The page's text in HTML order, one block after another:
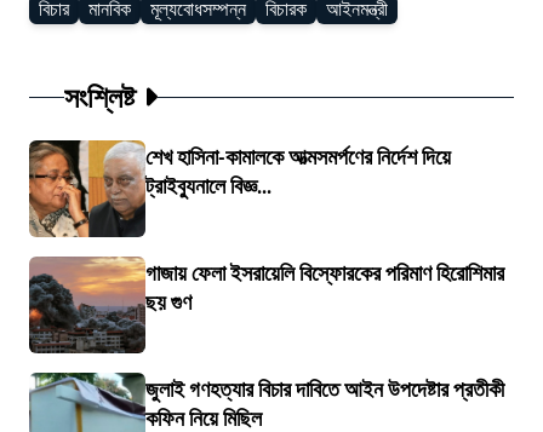
বিচার মানবিক মূল্যবোধসম্পন্ন বিচারক আইনমন্ত্রী
সংশ্লিষ্ট
শেখ হাসিনা-কামালকে আত্মসমর্পণের নির্দেশ দিয়ে
ট্রাইব্যুনালে বিজ্ঞ...
গাজায় ফেলা ইসরায়েলি বিস্ফোরকের পরিমাণ হিরোশিমার
ছয় গুণ
জুলাই গণহত্যার বিচার দাবিতে আইন উপদেষ্টার প্রতীকী
কফিন নিয়ে মিছিল